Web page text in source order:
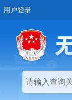
用户登录